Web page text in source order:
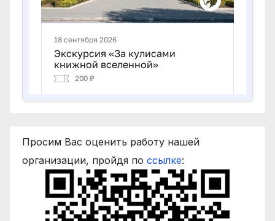
Просим Вас оценить работу нашей
организации, пройдя по ссылке: